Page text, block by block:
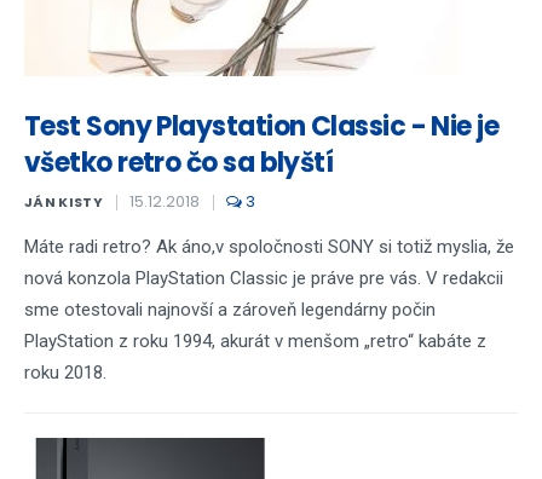
Test Sony Playstation Classic - Nie je
všetko retro čo sa blyští
JÁN KISTY 15.12.2018 3
Máte radi retro? Ak áno,v spoločnosti SONY si totiž myslia, že
nová konzola PlayStation Classic je práve pre vás. V redakcii
sme otestovali najnovší a zároveň legendárny počin
PlayStation z roku 1994, akurát v menšom „retro“ kabáte z
roku 2018.